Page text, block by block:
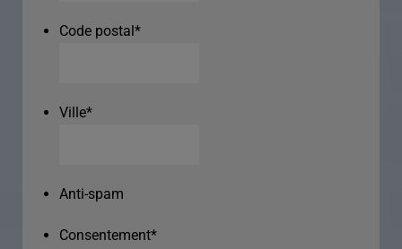
Code postal*
Ville*
Anti-spam
Consentement*